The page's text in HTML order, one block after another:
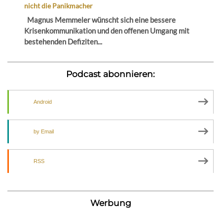
nicht die Panikmacher
Magnus Memmeler wünscht sich eine bessere
Krisenkommunikation und den offenen Umgang mit
bestehenden Defiziten...
Podcast abonnieren:
Android
by Email
RSS
Werbung